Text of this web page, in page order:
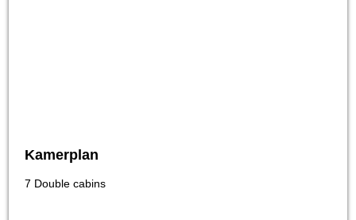
Kamerplan
7 Double cabins